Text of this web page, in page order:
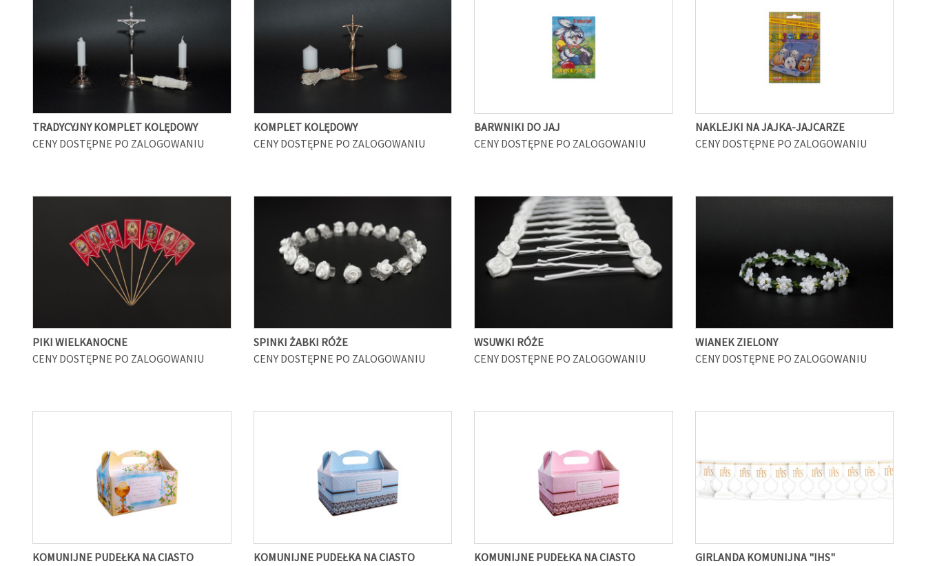
TRADYCYJNY KOMPLET KOLĘDOWY
CENY DOSTĘPNE PO ZALOGOWANIU
KOMPLET KOLĘDOWY
CENY DOSTĘPNE PO ZALOGOWANIU
BARWNIKI DO JAJ
CENY DOSTĘPNE PO ZALOGOWANIU
NAKLEJKI NA JAJKA-JAJCARZE
CENY DOSTĘPNE PO ZALOGOWANIU
PIKI WIELKANOCNE
CENY DOSTĘPNE PO ZALOGOWANIU
SPINKI ŻABKI RÓŻE
CENY DOSTĘPNE PO ZALOGOWANIU
WSUWKI RÓŻE
CENY DOSTĘPNE PO ZALOGOWANIU
WIANEK ZIELONY
CENY DOSTĘPNE PO ZALOGOWANIU
KOMUNIJNE PUDEŁKA NA CIASTO
KOMUNIJNE PUDEŁKA NA CIASTO
KOMUNIJNE PUDEŁKA NA CIASTO
GIRLANDA KOMUNIJNA "IHS"